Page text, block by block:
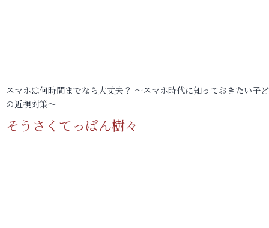
スマホは何時間までなら大丈夫？ ～スマホ時代に知っておきたい子
の近視対策～
そうさくてっぱん樹々